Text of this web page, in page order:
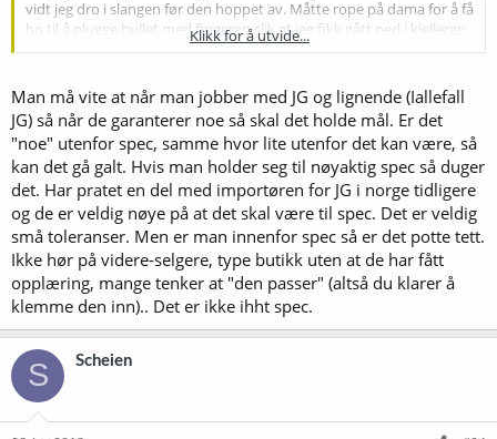
vidt jeg dro i slangen før den hoppet av. Måtte rope på dama for å få
ho til å plugge hullet med fingeren slik at jeg fikk gått ned i kjelleren.
teksten(brukes sammen med Cobra tårn). Spesielt når de ikke er
anbefalt av JG for å bruke på rør.
Løsningen min ble å varme opp 3/8 slangen og presset de på
utgangen til Cobra tårnet med en slangeklemme. Da ble det en
stump på 25cm med 3/8 før overgang til 3/16. Mangler to
overganger fra 3/8 til 3/16, men når jeg får disse så ordner det seg.
Klikk for å utvide...
Man må vite at når man jobber med JG og lignende (Iallefall
JG) så når de garanterer noe så skal det holde mål. Er det
"noe" utenfor spec, samme hvor lite utenfor det kan være, så
kan det gå galt. Hvis man holder seg til nøyaktig spec så duger
det. Har pratet en del med importøren for JG i norge tidligere
og de er veldig nøye på at det skal være til spec. Det er veldig
små toleranser. Men er man innenfor spec så er det potte tett.
Ikke hør på videre-selgere, type butikk uten at de har fått
opplæring, mange tenker at "den passer" (altså du klarer å
klemme den inn).. Det er ikke ihht spec.
S Scheien